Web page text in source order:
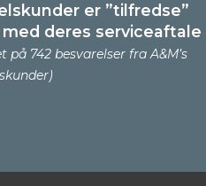
er ”tilfredse”
deres serviceaftale
742 besvarelser fra A&M’s